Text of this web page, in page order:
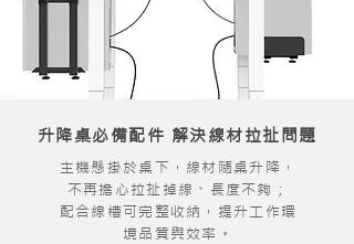
升降桌必備配件 解決線材拉扯問題
主機懸掛於桌下，線材隨桌升降，
不再擔心拉扯掉線、長度不夠；
配合線槽可完整收納，提升工作環
境品質與效率。